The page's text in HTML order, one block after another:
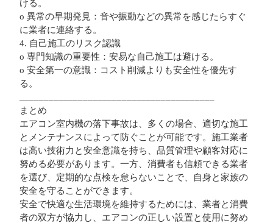
ける。
o 異常の早期発見：音や振動などの異常を感じたらすぐ
に業者に連絡する。
4. 自己施工のリスク認識
o 専門知識の重要性：安易な自己施工は避ける。
o 安全第一の意識：コスト削減よりも安全性を優先す
る。
まとめ
エアコン室内機の落下事故は、多くの場合、適切な施工
とメンテナンスによって防ぐことが可能です。施工業者
は高い技術力と安全意識を持ち、品質管理や顧客対応に
努める必要があります。一方、消費者も信頼できる業者
を選び、定期的な点検を怠らないことで、自身と家族の
安全を守ることができます。
安全で快適な生活環境を維持するためには、業者と消費
者の双方が協力し、エアコンの正しい設置と使用に努め